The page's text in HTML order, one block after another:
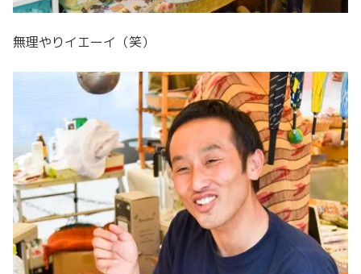
無理やりイエーイ（笑）